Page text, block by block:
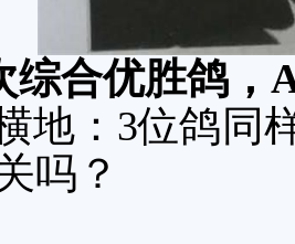
综合优胜鸽，
地：3位鸽同
吗？